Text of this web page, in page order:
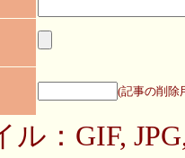
(記事の削除
ル：GIF,